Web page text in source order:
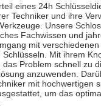
eines 24h
Techniker und ihre
Unsere
Fachwissen und
mit verschiedenen
Mit ihrem
Problem schnell zu
anzuwenden.
mit hochwertigen
um das